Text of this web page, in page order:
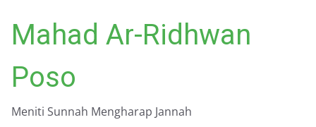
content
Mahad Ar-Ridhwan
Poso
Meniti Sunnah Mengharap Jannah